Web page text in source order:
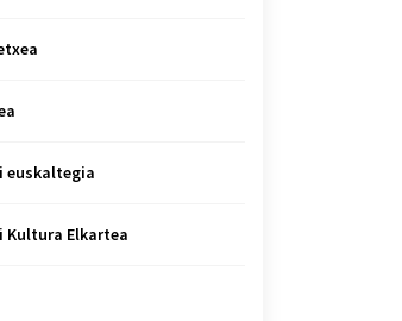
euskaltegia
Kultura Elkartea